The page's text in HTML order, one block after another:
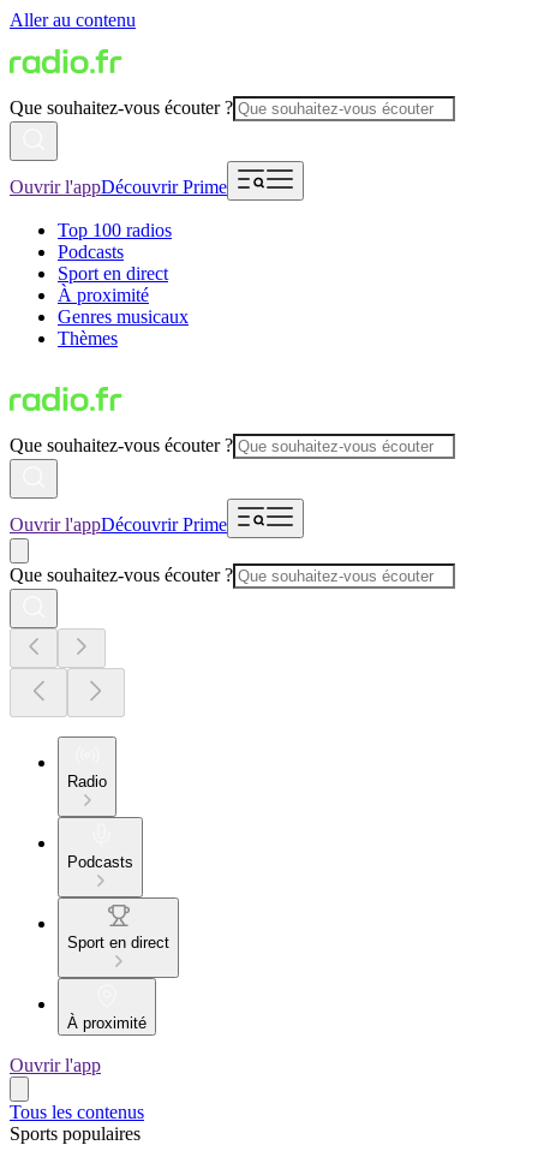
Aller au contenu
Que souhaitez-vous écouter ?
Ouvrir l'appDécouvrir Prime
Top 100 radios
Podcasts
Sport en direct
À proximité
Genres musicaux
Thèmes
Que souhaitez-vous écouter ?
Ouvrir l'appDécouvrir Prime
Que souhaitez-vous écouter ?
Radio
Podcasts
Sport en direct
À proximité
Ouvrir l'app
Tous les contenus
Sports populaires